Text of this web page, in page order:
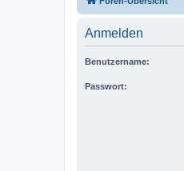
Anmelden
Benutzername:
Passwort: